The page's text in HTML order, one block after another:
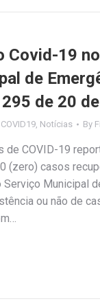
Covid-19
de
de 20
, Notícias By
COVID-19
casos
Municipal
ou não de